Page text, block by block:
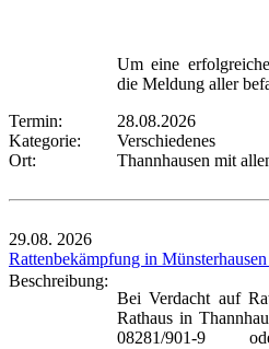
Um eine
die Meldung aller
Termin:
28.08.2026
Kategorie:
Verschiedenes
Ort:
Thannhausen mit
29.08. 2026
Rattenbekämpfung in
Beschreibung:
Bei Verdacht auf
Rathaus in
08281/901-